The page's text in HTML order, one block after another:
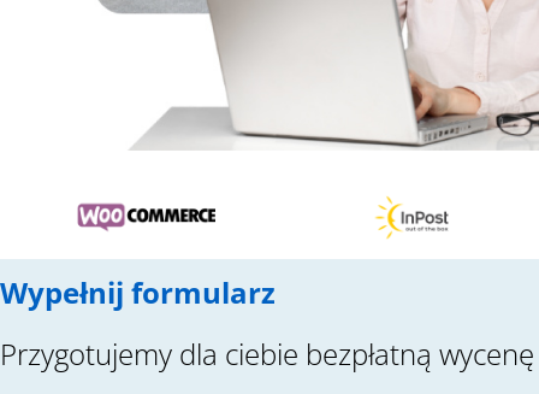
Wypełnij formularz
Przygotujemy dla ciebie bezpłatną wycenę